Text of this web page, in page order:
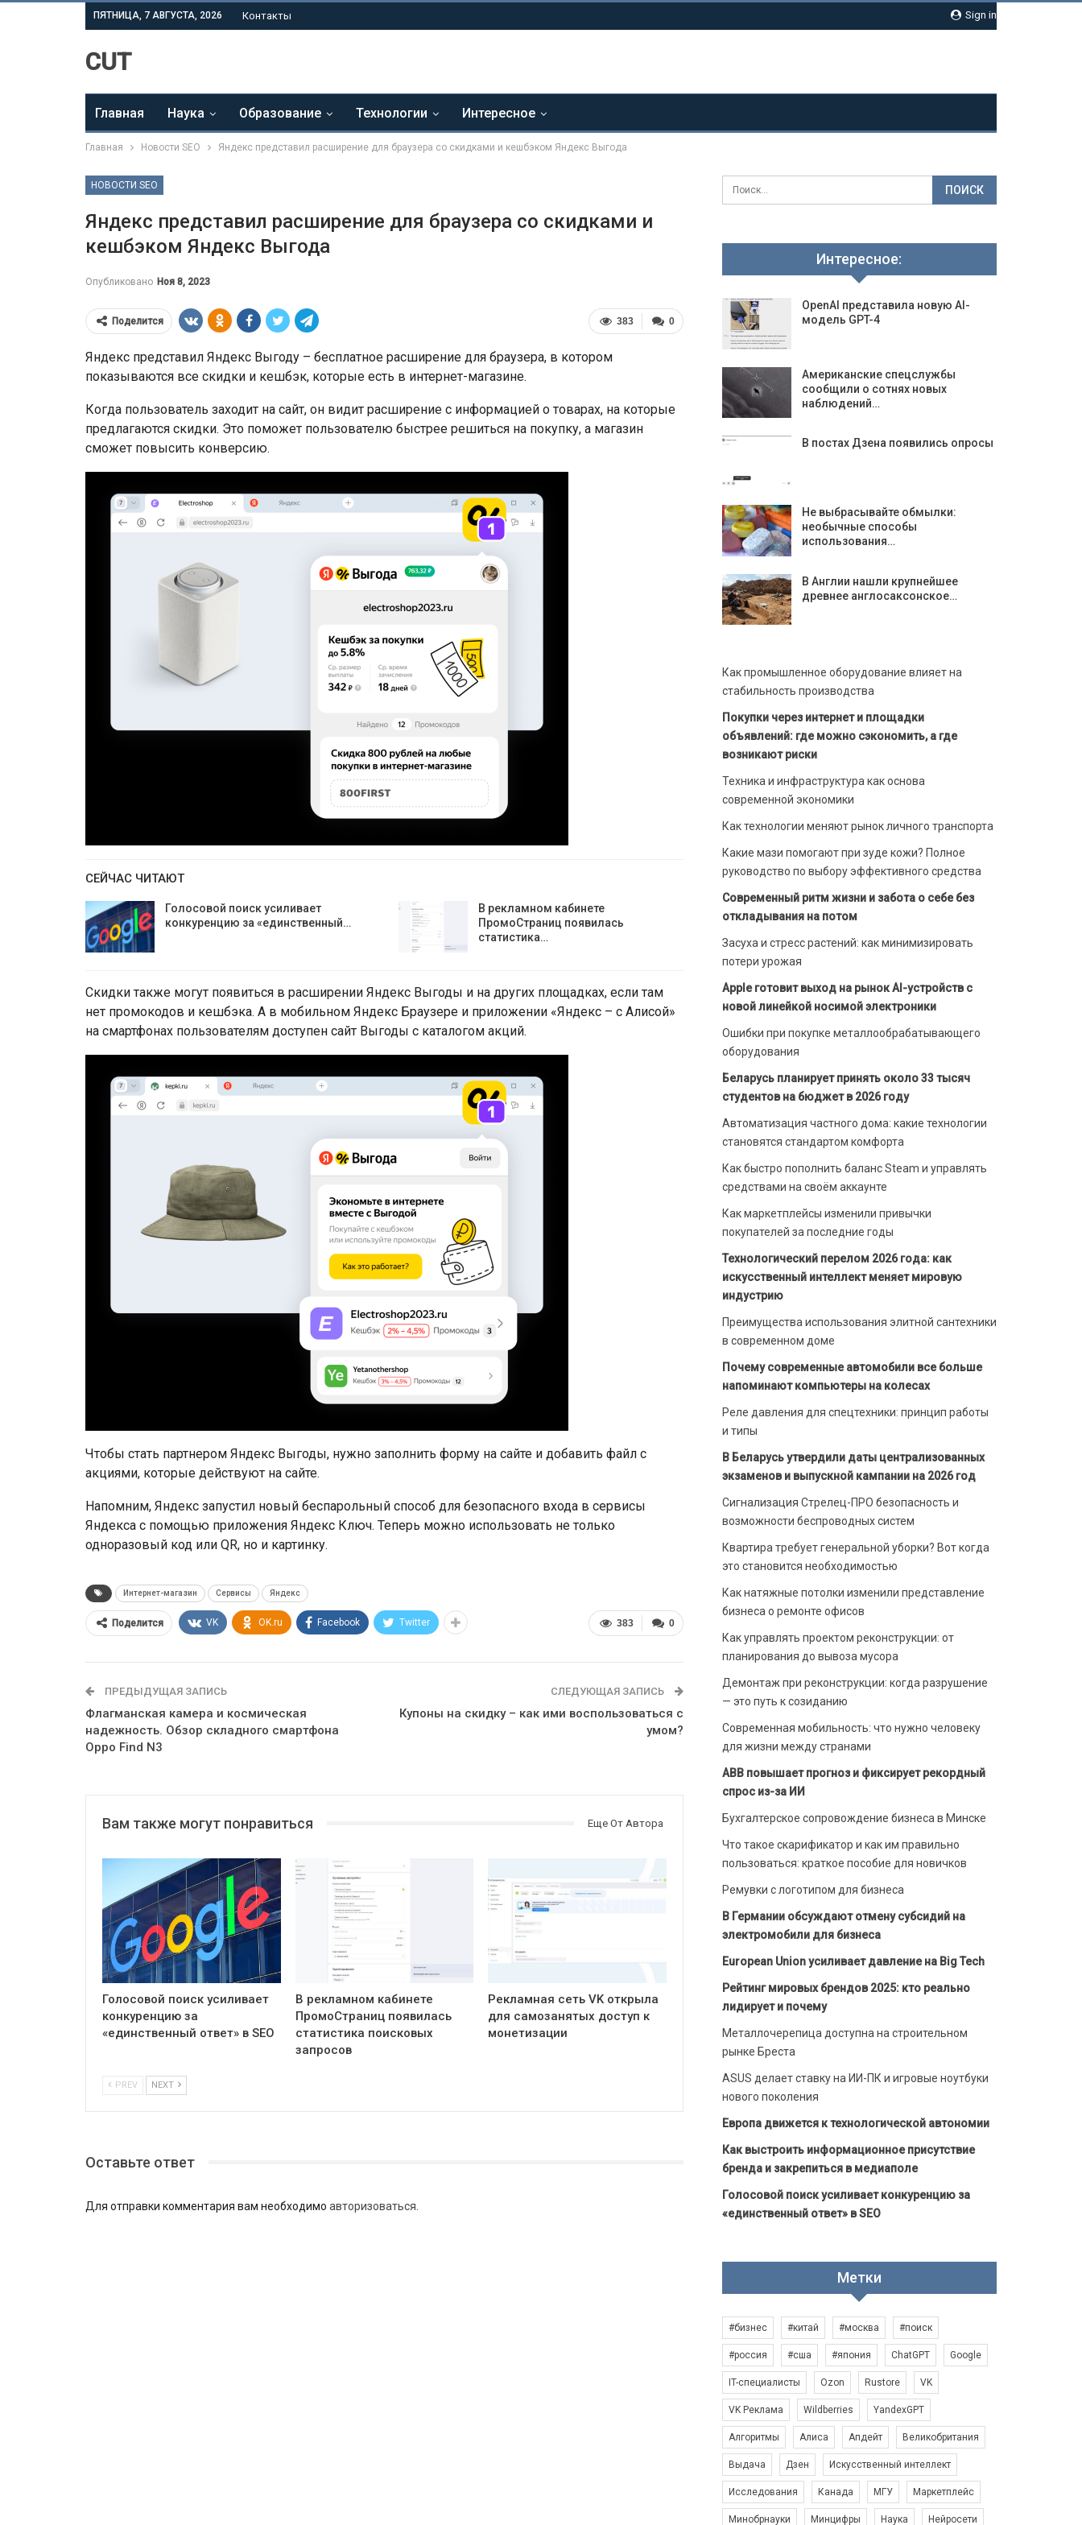
Sign in
ПЯТНИЦА, 7 АВГУСТА, 2026 Контакты
CUT
Главная Наука Образование Технологии Интересное
Главная Новости SEO Яндекс представил расширение для браузера со скидками и кешбэком Яндекс Выгода
НОВОСТИ SEO
Яндекс представил расширение для браузера со скидками и
кешбэком Яндекс Выгода
Опубликовано Ноя 8, 2023
0
383
Поделится
Яндекс представил Яндекс Выгоду – бесплатное расширение для браузера, в котором
показываются все скидки и кешбэк, которые есть в интернет-магазине.
Когда пользователь заходит на сайт, он видит расширение с информацией о товарах, на которые
предлагаются скидки. Это поможет пользователю быстрее решиться на покупку, а магазин
сможет повысить конверсию.
СЕЙЧАС ЧИТАЮТ
Голосовой поиск усиливает
конкуренцию за «единственный…
В рекламном кабинете
ПромоСтраниц появилась
статистика…
Скидки также могут появиться в расширении Яндекс Выгоды и на других площадках, если там
нет промокодов и кешбэка. А в мобильном Яндекс Браузере и приложении «Яндекс – с Алисой»
на смартфонах пользователям доступен сайт Выгоды с каталогом акций.
Чтобы стать партнером Яндекс Выгоды, нужно заполнить форму на сайте и добавить файл с
акциями, которые действуют на сайте.
Напомним, Яндекс запустил новый беспарольный способ для безопасного входа в сервисы
Яндекса с помощью приложения Яндекс Ключ. Теперь можно использовать не только
одноразовый код или QR, но и картинку.
Интернет-магазин Сервисы Яндекс
0
383
Поделится VK OK.ru Facebook Twitter
ПРЕДЫДУЩАЯ ЗАПИСЬ
Флагманская камера и космическая
надежность. Обзор складного смартфона
Oppo Find N3
СЛЕДУЮЩАЯ ЗАПИСЬ
Купоны на скидку – как ими воспользоваться с
умом?
Вам также могут понравиться Еще От Автора
Голосовой поиск усиливает
конкуренцию за
«единственный ответ» в SEO
В рекламном кабинете
ПромоСтраниц появилась
статистика поисковых
запросов
Рекламная сеть VK открыла
для самозанятых доступ к
монетизации
PREV NEXT
Оставьте ответ
Для отправки комментария вам необходимо авторизоваться
Интересное:
OpenAI представила новую AI-
модель GPT-4
Американские спецслужбы
сообщили о сотнях новых
наблюдений…
В постах Дзена появились опросы
Не выбрасывайте обмылки:
необычные способы
использования…
В Англии нашли крупнейшее
древнее англосаксонское…
Как промышленное оборудование влияет на
стабильность производства
Покупки через интернет и площадки
объявлений: где можно сэкономить, а где
возникают риски
Техника и инфраструктура как основа
современной экономики
Как технологии меняют рынок личного транспорта
Какие мази помогают при зуде кожи? Полное
руководство по выбору эффективного средства
Современный ритм жизни и забота о себе без
откладывания на потом
Засуха и стресс растений: как минимизировать
потери урожая
Apple готовит выход на рынок AI-устройств с
новой линейкой носимой электроники
Ошибки при покупке металлообрабатывающего
оборудования
Беларусь планирует принять около 33 тысяч
студентов на бюджет в 2026 году
Автоматизация частного дома: какие технологии
становятся стандартом комфорта
Как быстро пополнить баланс Steam и управлять
средствами на своём аккаунте
Как маркетплейсы изменили привычки
покупателей за последние годы
Технологический перелом 2026 года: как
искусственный интеллект меняет мировую
индустрию
Преимущества использования элитной сантехники
в современном доме
Почему современные автомобили все больше
напоминают компьютеры на колесах
Реле давления для спецтехники: принцип работы
и типы
В Беларусь утвердили даты централизованных
экзаменов и выпускной кампании на 2026 год
Сигнализация Стрелец-ПРО безопасность и
возможности беспроводных систем
Квартира требует генеральной уборки? Вот когда
это становится необходимостью
Как натяжные потолки изменили представление
бизнеса о ремонте офисов
Как управлять проектом реконструкции: от
планирования до вывоза мусора
Демонтаж при реконструкции: когда разрушение
— это путь к созиданию
Современная мобильность: что нужно человеку
для жизни между странами
ABB повышает прогноз и фиксирует рекордный
спрос из-за ИИ
Бухгалтерское сопровождение бизнеса в Минске
Что такое скарификатор и как им правильно
пользоваться: краткое пособие для новичков
Ремувки с логотипом для бизнеса
В Германии обсуждают отмену субсидий на
электромобили для бизнеса
European Union усиливает давление на Big Tech
Рейтинг мировых брендов 2025: кто реально
лидирует и почему
Металлочерепица доступна на строительном
рынке Бреста
ASUS делает ставку на ИИ-ПК и игровые ноутбуки
нового поколения
Европа движется к технологической автономии
Как выстроить информационное присутствие
бренда и закрепиться в медиаполе
Голосовой поиск усиливает конкуренцию за
«единственный ответ» в SEO
Метки
#бизнес #китай #москва #поиск
#россия #сша #япония ChatGPT Google
IT-специалисты Ozon Rustore VK
VK Реклама Wildberries YandexGPT
Алгоритмы Алиса Апдейт Великобритания
Выдача Дзен Искусственный интеллект
Исследования Канада МГУ Маркетплейс
Минобрнауки Минцифры Наука Нейросети